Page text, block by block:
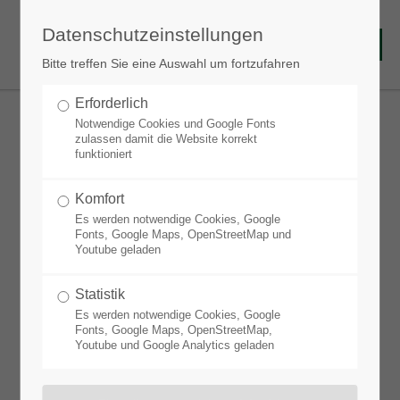
Staudenverkauf
Tischaufsteller
Ab dem Frühjahr 2026 gibt es passend zu den
neuen Etiketten auch die Tischbanner in drei
verschiedenen Designs. Derzeit befinden wir uns
Datenschutzeinstellungen
Bitte treffen Sie eine Auswahl um fortzufahren
Erforderlich
Notwendige Cookies und Google Fonts
zulassen damit die Website korrekt
funktioniert
Komfort
Es werden notwendige Cookies, Google
Fonts, Google Maps, OpenStreetMap und
Youtube geladen
Statistik
Es werden notwendige Cookies, Google
Fonts, Google Maps, OpenStreetMap,
Youtube und Google Analytics geladen